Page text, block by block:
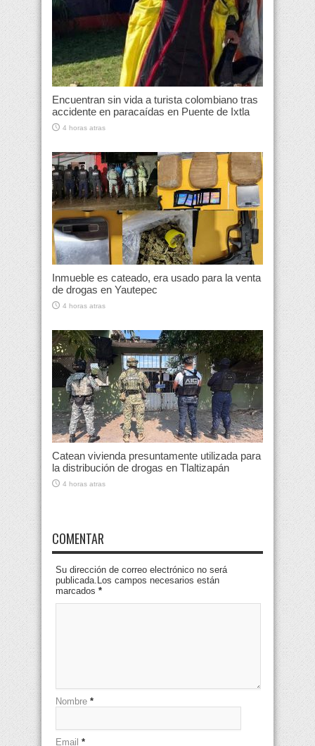
Encuentran sin vida a turista colombiano tras
accidente en paracaídas en Puente de Ixtla
4 horas atras
Inmueble es cateado, era usado para la venta
de drogas en Yautepec
4 horas atras
Catean vivienda presuntamente utilizada para
la distribución de drogas en Tlaltizapán
4 horas atras
COMENTAR
Su dirección de correo electrónico no será
publicada.Los campos necesarios están
marcados *
Nombre *
Email *